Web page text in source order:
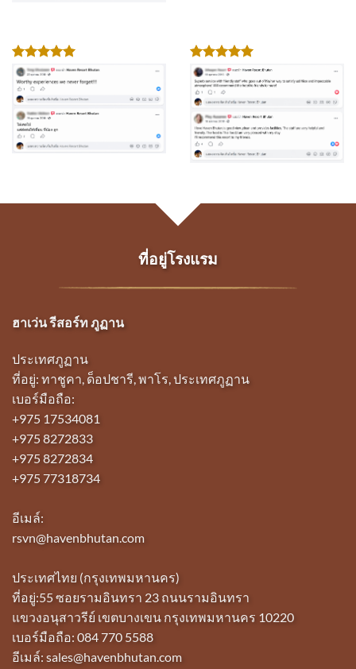
ที่อยู่โรงแรม
ฮาเว่น รีสอร์ท ภูฏาน
ประเทศภูฏาน
ที่อยู่: ทาชูคา, ด็อปชารี, พาโร, ประเทศภูฏาน
เบอร์มือถือ:
+975 17534081
+975 8272833
+975 8272834
+975 77318734
อีเมล์:
rsvn@havenbhutan.com
ประเทศไทย (กรุงเทพมหานคร)
ที่อยู่:55 ซอยรามอินทรา 23 ถนนรามอินทรา
แขวงอนุสาวรีย์ เขตบางเขน กรุงเทพมหานคร 10220
เบอร์มือถือ: 084 770 5588
อีเมล์: sales@havenbhutan.com